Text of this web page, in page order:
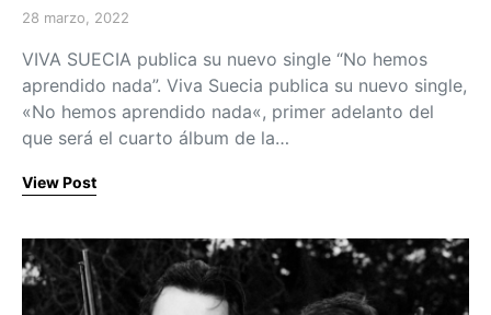
Posted on
28 marzo, 2022
VIVA SUECIA publica su nuevo single “No hemos
aprendido nada”. Viva Suecia publica su nuevo single,
«No hemos aprendido nada«, primer adelanto del
que será el cuarto álbum de la…
View Post